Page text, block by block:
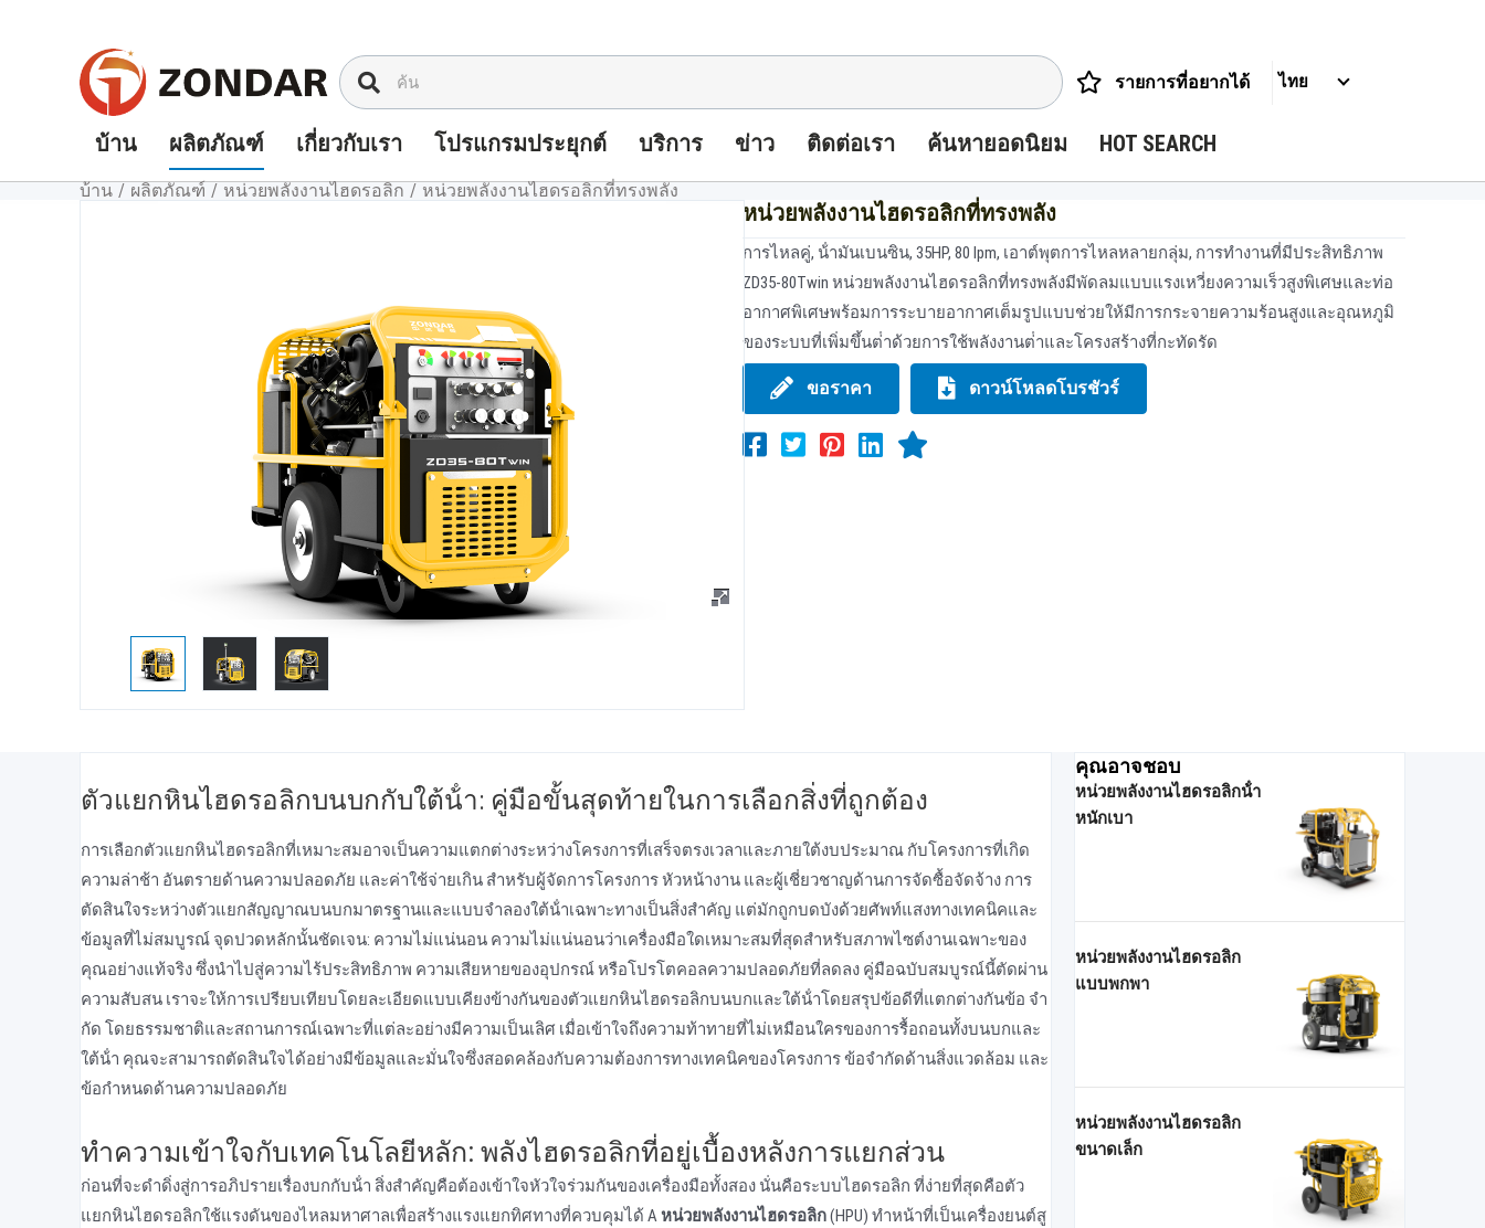
รายการที่อยากได้ ไทย
บ้าน ผลิตภัณฑ์ เกี่ยวกับเรา โปรแกรมประยุกต์ บริการ ข่าว ติดต่อเรา ค้นหายอดนิยม HOT SEARCH
บ้าน / ผลิตภัณฑ์ / หน่วยพลังงานไฮดรอลิก / หน่วยพลังงานไฮดรอลิกที่ทรงพลัง
หน่วยพลังงานไฮดรอลิกที่ทรงพลัง
การไหลคู่, น้ํามันเบนซิน, 35HP, 80 lpm, เอาต์พุตการไหลหลายกลุ่ม, การทํางานที่มีประสิทธิภาพ
ZD35-80Twin หน่วยพลังงานไฮดรอลิกที่ทรงพลังมีพัดลมแบบแรงเหวี่ยงความเร็วสูงพิเศษและท่อ
อากาศพิเศษพร้อมการระบายอากาศเต็มรูปแบบช่วยให้มีการกระจายความร้อนสูงและอุณหภูมิ
ของระบบที่เพิ่มขึ้นต่ําด้วยการใช้พลังงานต่ําและโครงสร้างที่กะทัดรัด
ขอราคา ดาวน์โหลดโบรชัวร์
ตัวแยกหินไฮดรอลิกบนบกกับใต้น้ํา: คู่มือขั้นสุดท้ายในการเลือกสิ่งที่ถูกต้อง
การเลือกตัวแยกหินไฮดรอลิกที่เหมาะสมอาจเป็นความแตกต่างระหว่างโครงการที่เสร็จตรงเวลาและภายใต้งบประมาณ กับโครงการที่เกิด
ความล่าช้า อันตรายด้านความปลอดภัย และค่าใช้จ่ายเกิน สําหรับผู้จัดการโครงการ หัวหน้างาน และผู้เชี่ยวชาญด้านการจัดซื้อจัดจ้าง การ
ตัดสินใจระหว่างตัวแยกสัญญาณบนบกมาตรฐานและแบบจําลองใต้น้ําเฉพาะทางเป็นสิ่งสําคัญ แต่มักถูกบดบังด้วยศัพท์แสงทางเทคนิคและ
ข้อมูลที่ไม่สมบูรณ์ จุดปวดหลักนั้นชัดเจน: ความไม่แน่นอน ความไม่แน่นอนว่าเครื่องมือใดเหมาะสมที่สุดสําหรับสภาพไซต์งานเฉพาะของ
คุณอย่างแท้จริง ซึ่งนําไปสู่ความไร้ประสิทธิภาพ ความเสียหายของอุปกรณ์ หรือโปรโตคอลความปลอดภัยที่ลดลง คู่มือฉบับสมบูรณ์นี้ตัดผ่าน
ความสับสน เราจะให้การเปรียบเทียบโดยละเอียดแบบเคียงข้างกันของตัวแยกหินไฮดรอลิกบนบกและใต้น้ําโดยสรุปข้อดีที่แตกต่างกันข้อ จํา
กัด โดยธรรมชาติและสถานการณ์เฉพาะที่แต่ละอย่างมีความเป็นเลิศ เมื่อเข้าใจถึงความท้าทายที่ไม่เหมือนใครของการรื้อถอนทั้งบนบกและ
ใต้น้ํา คุณจะสามารถตัดสินใจได้อย่างมีข้อมูลและมั่นใจซึ่งสอดคล้องกับความต้องการทางเทคนิคของโครงการ ข้อจํากัดด้านสิ่งแวดล้อม และ
ข้อกําหนดด้านความปลอดภัย
ทําความเข้าใจกับเทคโนโลยีหลัก: พลังไฮดรอลิกที่อยู่เบื้องหลังการแยกส่วน
ก่อนที่จะดําดิ่งสู่การอภิปรายเรื่องบกกับน้ํา สิ่งสําคัญคือต้องเข้าใจหัวใจร่วมกันของเครื่องมือทั้งสอง นั่นคือระบบไฮดรอลิก ที่ง่ายที่สุดคือตัว
แยกหินไฮดรอลิกใช้แรงดันของไหลมหาศาลเพื่อสร้างแรงแยกทิศทางที่ควบคุมได้ Aหน่วยพลังงานไฮดรอลิก(HPU) ทําหน้าที่เป็นเครื่องยนต์สู
คุณอาจชอบ
หน่วยพลังงานไฮดรอลิกน้ํา
หนักเบา
หน่วยพลังงานไฮดรอลิก
แบบพกพา
หน่วยพลังงานไฮดรอลิก
ขนาดเล็ก